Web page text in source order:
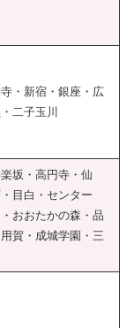
・新宿・銀座・広
二子玉川
坂・高円寺・仙
目白・センター
おおたかの森・品
賀・成城学園・三